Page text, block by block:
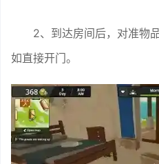
2、到达房间后，对准物
如直接开门。